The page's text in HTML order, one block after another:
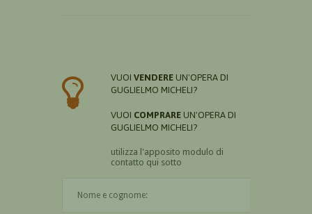
VUOI VENDERE UN'OPERA DI
GUGLIELMO MICHELI?
VUOI COMPRARE UN'OPERA DI
GUGLIELMO MICHELI?
utilizza l'apposito modulo di
contatto qui sotto